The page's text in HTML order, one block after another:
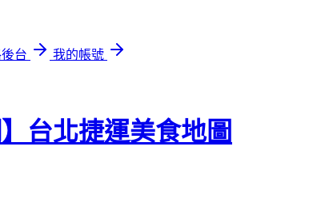
台
我的帳號
】台北捷運美食地圖